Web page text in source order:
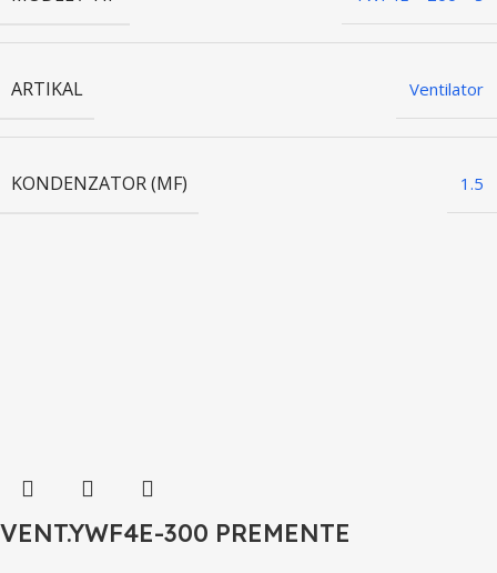
ARTIKAL Ventilator
KONDENZATOR (ΜF) 1.5
VENT.YWF4E-300 PREMENTE